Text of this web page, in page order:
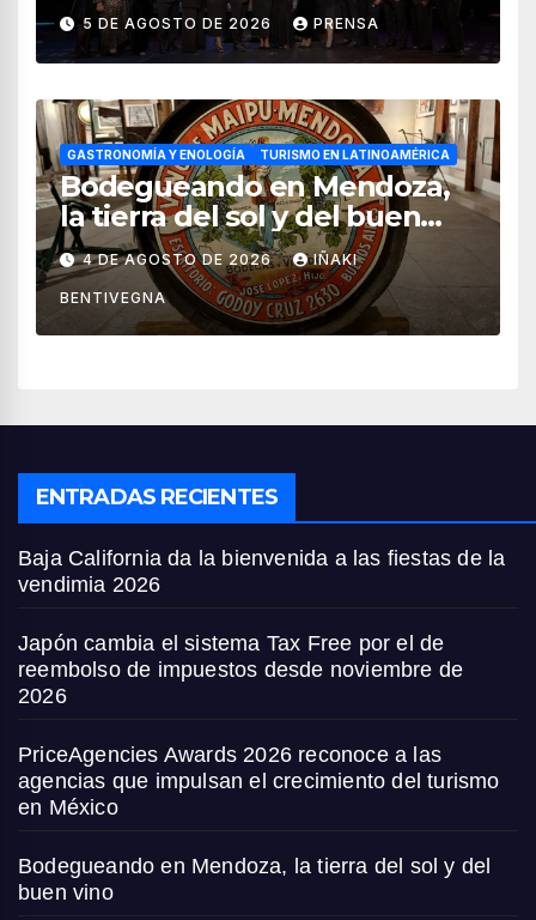
impulsan el crecimiento del
turismo en México
5 DE AGOSTO DE 2026 PRENSA
GASTRONOMÍA Y ENOLOGÍA TURISMO EN LATINOAMÉRICA
Bodegueando en Mendoza,
la tierra del sol y del buen
vino
4 DE AGOSTO DE 2026 IÑAKI
BENTIVEGNA
ENTRADAS RECIENTES
Baja California da la bienvenida a las fiestas de la
vendimia 2026
Japón cambia el sistema Tax Free por el de
reembolso de impuestos desde noviembre de
2026
PriceAgencies Awards 2026 reconoce a las
agencias que impulsan el crecimiento del turismo
en México
Bodegueando en Mendoza, la tierra del sol y del
buen vino